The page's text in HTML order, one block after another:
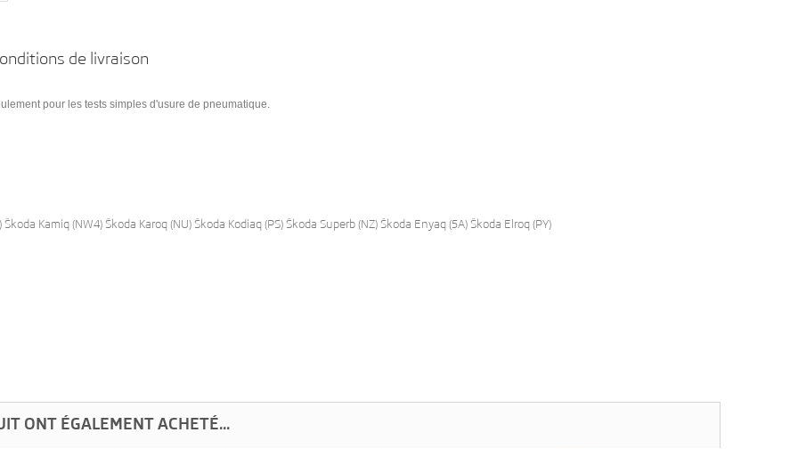
de livraison
pour les tests simples d'usure de pneumatique.
Kamiq (NW4) Škoda Karoq (NU) Škoda Kodiaq (PS) Škoda Superb (NZ) Škoda Enyaq (5A) Škoda Elroq (PY)
ONT ÉGALEMENT ACHETÉ...